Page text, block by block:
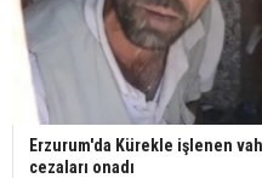
Erzurum'da Kürekle işlenen
cezaları onadı